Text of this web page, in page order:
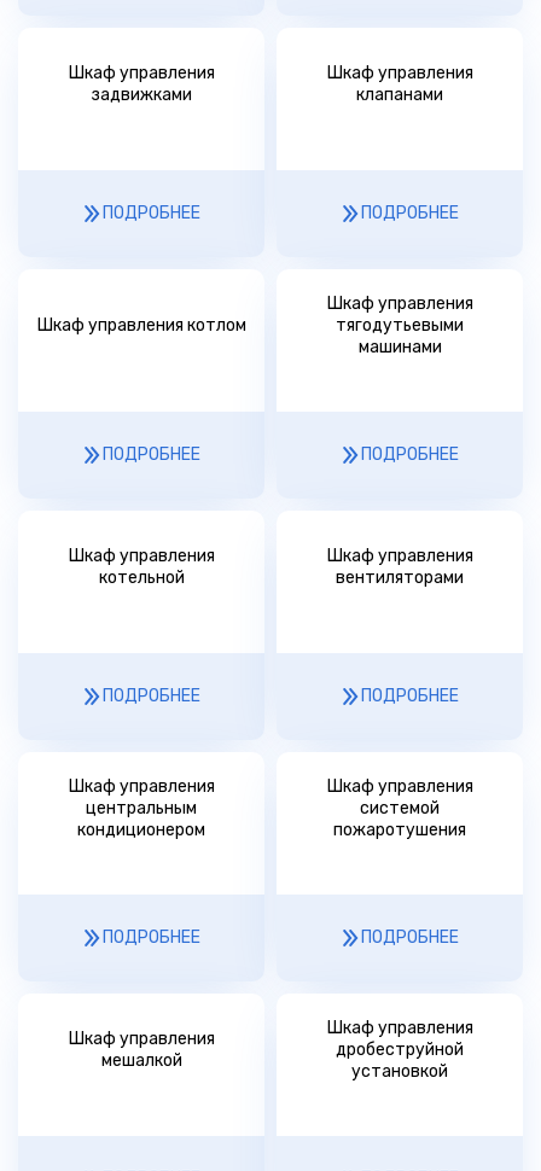
Шкаф управления
задвижками
ПОДРОБНЕЕ
Шкаф управления
клапанами
ПОДРОБНЕЕ
Шкаф управления котлом
ПОДРОБНЕЕ
Шкаф управления
тягодутьевыми
машинами
ПОДРОБНЕЕ
Шкаф управления
котельной
ПОДРОБНЕЕ
Шкаф управления
вентиляторами
ПОДРОБНЕЕ
Шкаф управления
центральным
кондиционером
ПОДРОБНЕЕ
Шкаф управления
системой
пожаротушения
ПОДРОБНЕЕ
Шкаф управления
мешалкой
Шкаф управления
дробеструйной
установкой